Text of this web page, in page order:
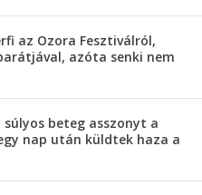
az Ozora Fesztiválról,
azóta senki nem
beteg asszonyt a
nap után küldtek haza a